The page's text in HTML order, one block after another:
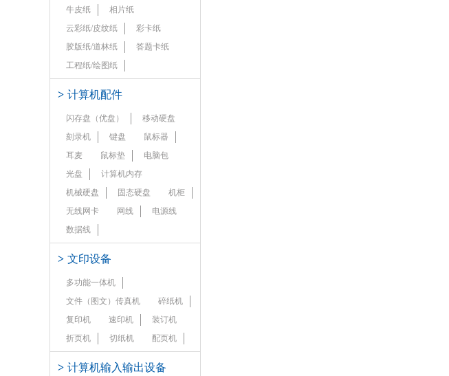
牛皮纸
相片纸
云彩纸/皮纹纸
彩卡纸
胶版纸/道林纸
答题卡纸
工程纸/绘图纸
> 计算机配件
闪存盘（优盘）
移动硬盘
刻录机
键盘
鼠标器
耳麦
鼠标垫
电脑包
光盘
计算机内存
机械硬盘
固态硬盘
机柜
无线网卡
网线
电源线
数据线
> 文印设备
多功能一体机
文件（图文）传真机
碎纸机
复印机
速印机
装订机
折页机
切纸机 配页机
> 计算机输入输出设备